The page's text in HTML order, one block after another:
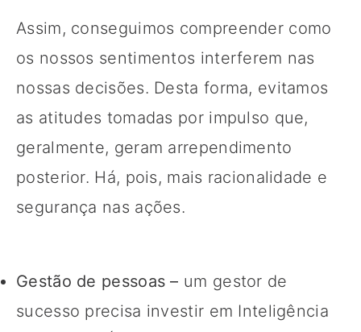
Assim, conseguimos compreender como
os nossos sentimentos interferem nas
nossas decisões. Desta forma, evitamos
as atitudes tomadas por impulso que,
geralmente, geram arrependimento
posterior. Há, pois, mais racionalidade e
segurança nas ações.
Gestão de pessoas – um gestor de
sucesso precisa investir em Inteligência